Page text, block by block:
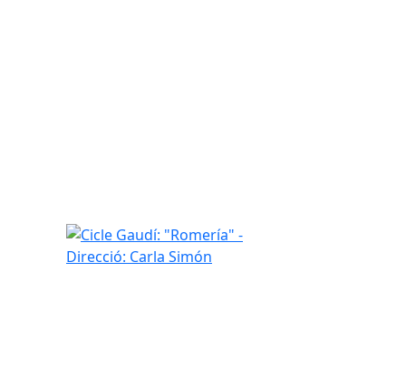
Cicle Gaudí: "Romería" - Direcció: Carla Simón